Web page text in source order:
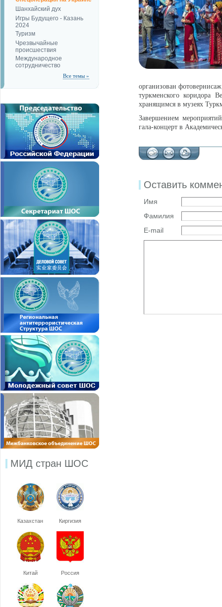
Шанхайский дух
Игры Будущего - Казань
2024
Туризм
Чрезвычайные
происшествия
Международное
сотрудничество
Все темы »
МИД стран ШОС
Казахстан Киргизия
Китай Россия
организован
туркменского коридора
хранящимся в музеях
Завершением
гала-концерт в
Оставить
Имя
Фамилия
E-mail